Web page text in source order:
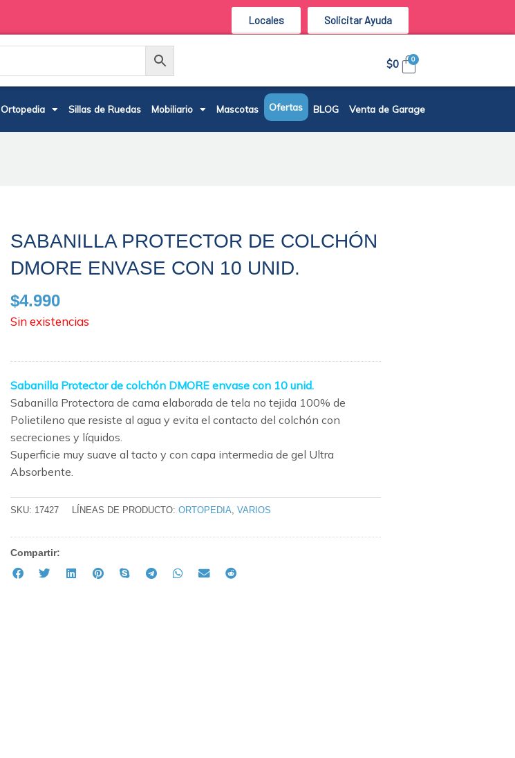
Locales Solicitar Ayuda
$0 0
Carrito
Ortopedia Sillas de Ruedas Mobiliario Mascotas Ofertas BLOG Venta de Garage
SABANILLA PROTECTOR DE COLCHÓN
DMORE ENVASE CON 10 UNID.
$4.990
Sin existencias
Sabanilla Protector de colchón DMORE envase con 10 unid.
Sabanilla Protectora de cama elaborada de tela no tejida 100% de
Polietileno que resiste al agua y evita el contacto del colchón con
secreciones y líquidos.
Superficie muy suave al tacto y con capa intermedia de gel Ultra
Absorbente.
SKU: 17427 LÍNEAS DE PRODUCTO: ORTOPEDIA, VARIOS
Compartir: